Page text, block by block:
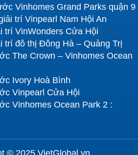
Vinhomes Grand Parks quận 9
trí Vinpearl Nam Hội An
trí VinWonders Cửa Hội
trí đô thị Đông Hà – Quảng Trị
The Crown – Vinhomes Ocean
Ivory Hoà Bình
Vinpearl Cửa Hội
Vinhomes Ocean Park 2 :
© 2025 VietGlobal.vn